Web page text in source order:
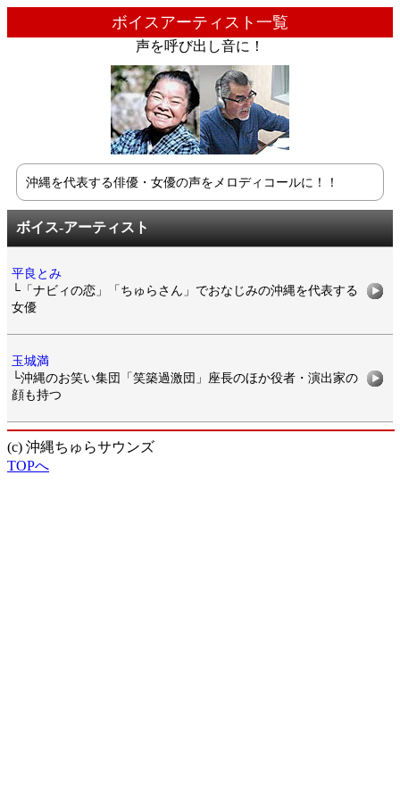
ボイスアーティスト一覧
声を呼び出し音に！
沖縄を代表する俳優・女優の声をメロディコールに！！
ボイス-アーティスト
平良とみ
└「ナビィの恋」「ちゅらさん」でおなじみの沖縄を代表する
女優
玉城満
└沖縄のお笑い集団「笑築過激団」座長のほか役者・演出家の
顔も持つ
(c) 沖縄ちゅらサウンズ
TOPへ